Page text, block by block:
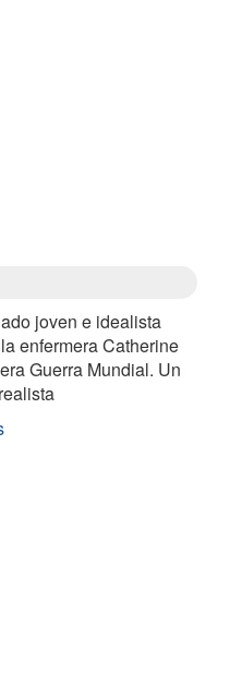
joven e idealista
enfermera Catherine
Guerra Mundial. Un